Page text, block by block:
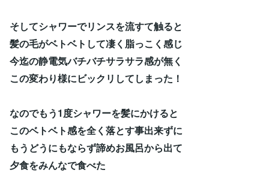
そしてシャワーでリンスを流すて触ると
髪の毛がベトベトして凄く脂っこく感じ
今迄の静電気バチバチサラサラ感が無く
この変わり様にビックリしてしまった！
なのでもう1度シャワーを髪にかけると
このベトベト感を全く落とす事出来ずに
もうどうにもならず諦めお風呂から出て
夕食をみんなで食べた